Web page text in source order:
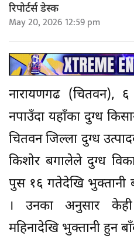
रिपोर्टर्स डेस्क
May 20, 2026 12:59 pm
नारायणगढ (चितवन),
नपाउँदा यहाँका दुग्ध
चितवन जिल्ला दुग्ध
किशोर बगालेले दुग्ध
पुस १६ गतेदेखि भुक्तानी
। उनका अनुसार केही
महिनादेखि भुक्तानी हुन